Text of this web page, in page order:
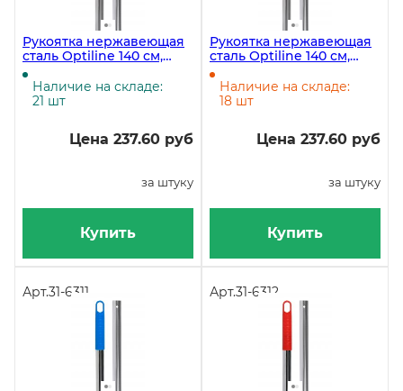
Рукоятка нержавеющая
сталь Optiline 140 см,
желтая
Наличие на складе:
21 шт
Цена 237.60 руб
за штуку
Купить
Рукоятка нержавеющая
сталь Optiline 140 см,
зеленая
Наличие на складе:
18 шт
Цена 237.60 руб
за штуку
Купить
Арт.31-6311 Арт.31-6312